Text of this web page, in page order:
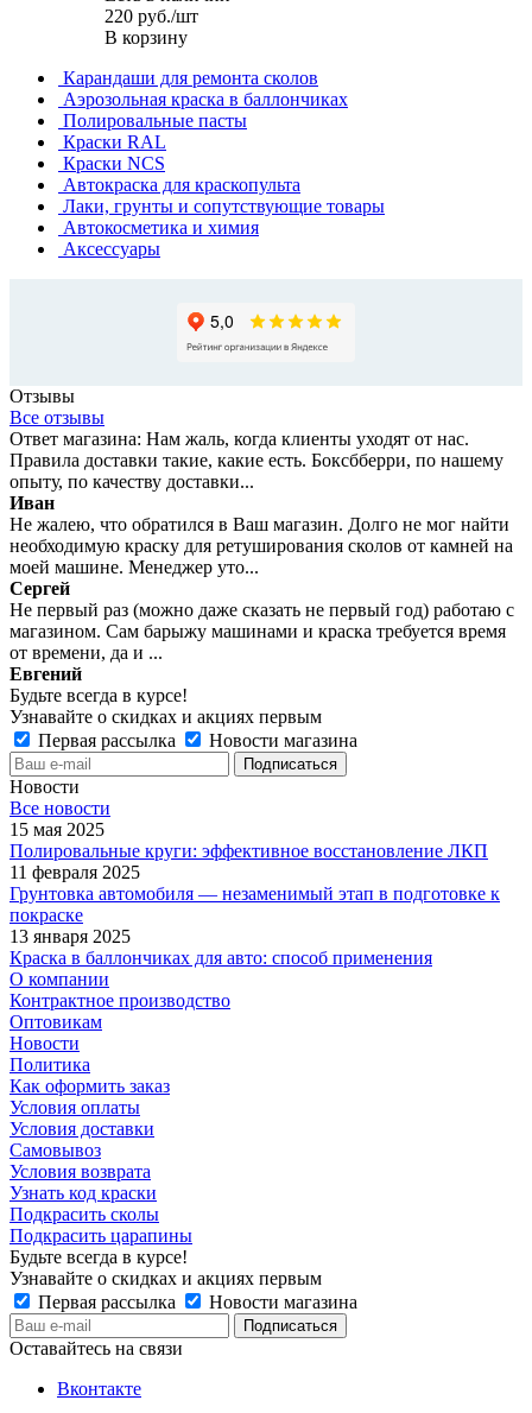
220 руб./шт
В корзину
Карандаши для ремонта сколов
Аэрозольная краска в баллончиках
Полировальные пасты
Краски RAL
Краски NCS
Автокраска для краскопульта
Лаки, грунты и сопутствующие товары
Автокосметика и химия
Аксессуары
Отзывы
Все отзывы
Ответ магазина: Нам жаль, когда клиенты уходят от нас.
Правила доставки такие, какие есть. Боксбберри, по нашему
опыту, по качеству доставки...
Иван
Не жалею, что обратился в Ваш магазин. Долго не мог найти
необходимую краску для ретуширования сколов от камней на
моей машине. Менеджер уто...
Сергей
Не первый раз (можно даже сказать не первый год) работаю с
магазином. Сам барыжу машинами и краска требуется время
от времени, да и ...
Евгений
Будьте всегда в курсе!
Узнавайте о скидках и акциях первым
Первая рассылка
Новости магазина
Новости
Все новости
15 мая 2025
Полировальные круги: эффективное восстановление ЛКП
11 февраля 2025
Грунтовка автомобиля — незаменимый этап в подготовке к
покраске
13 января 2025
Краска в баллончиках для авто: способ применения
О компании
Контрактное производство
Оптовикам
Новости
Политика
Как оформить заказ
Условия оплаты
Условия доставки
Самовывоз
Условия возврата
Узнать код краски
Подкрасить сколы
Подкрасить царапины
Будьте всегда в курсе!
Узнавайте о скидках и акциях первым
Первая рассылка
Новости магазина
Оставайтесь на связи
Вконтакте